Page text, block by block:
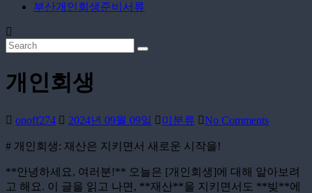
24
시
간
365
일
료
상
담
부산개인회생준비서류
개인회생
onoff274 2024년 09월 09일 미분류 No Comments
# 개인회생: 재산은 지키면서 새로운 시작을!
**안녕하세요, 여러분!** 오늘은 [개인회생]에 대해 알아보려
고 해요. 이 글을 읽고 나면, **재산**을 지키면서도 **빚**에